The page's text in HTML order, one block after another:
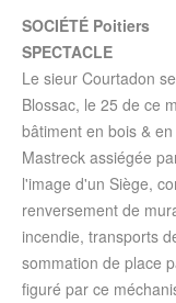
SOCIÉTÉ Poitiers
SPECTACLE
Le sieur Courtadon
Blossac, le 25 de ce
bâtiment en bois &
Mastreck assiégée
l'image d'un Siège,
renversement de
incendie, transports
sommation de place
figuré par ce